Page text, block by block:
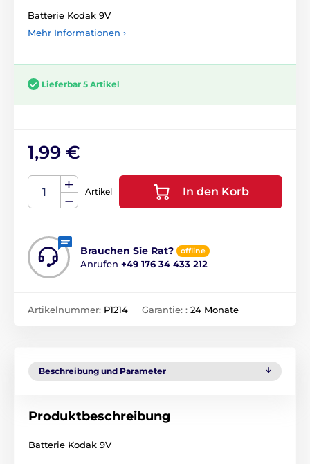
Batterie Kodak 9V
Mehr Informationen ›
Lieferbar 5 Artikel
1,99 €
Artikel In den Korb
Brauchen Sie Rat? offline
Anrufen +49 176 34 433 212
Artikelnummer: P1214 Garantie: : 24 Monate
Beschreibung und Parameter
Produktbeschreibung
Batterie Kodak 9V